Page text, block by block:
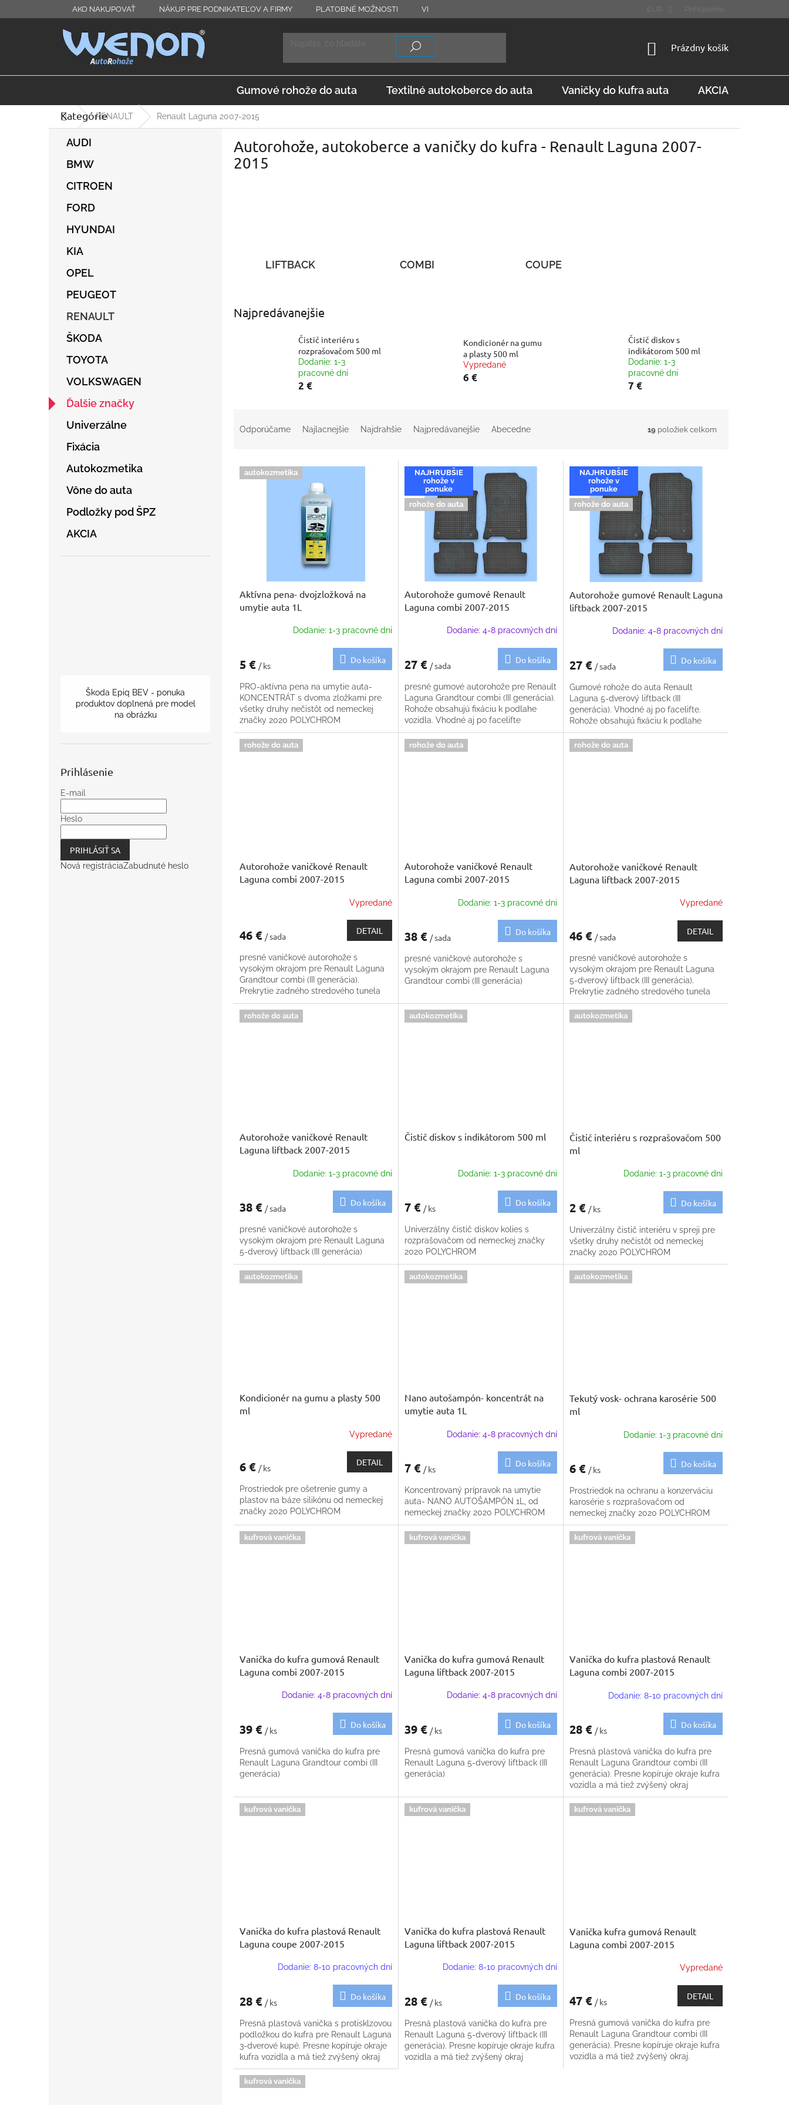
AKO NAKUPOVAŤ NÁKUP PRE PODNIKATEĽOV A FIRMY PLATOBNÉ MOŽNOSTI VRÁTENIE TOVARU Prihlásenie
NÁKUPNÝ
Prázdny košík
Gumové rohože do auta Textilné autokoberce do auta Vaničky do kufra auta AKCIA
DomovRENAULT Renault Laguna 2007-2015
Preskočiť
kategórie
Kategórie
AUDI
BMW
CITROEN
FORD
HYUNDAI
KIA
OPEL
PEUGEOT
RENAULT
ŠKODA
TOYOTA
VOLKSWAGEN
Ďalšie značky
Univerzálne
Fixácia
Autokozmetika
Vône do auta
Podložky pod ŠPZ
AKCIA
Škoda Epiq BEV - ponuka
produktov doplnená pre model
na obrázku
Prihlásenie
E-mail
Heslo
PRIHLÁSIŤ SA
Nová registráciaZabudnuté heslo
Autorohože, autokoberce a vaničky do kufra - Renault Laguna 2007-
2015
LIFTBACK COMBI COUPE
Najpredávanejšie
Čistič interiéru s
rozprašovačom 500 ml
Dodanie: 1-3
pracovné dni
2 €
Kondicionér na gumu
a plasty 500 ml
Vypredané
6 €
Čistič diskov s
indikátorom 500 ml
Dodanie: 1-3
pracovné dni
7 €
o
Odporúčame Najlacnejšie Najdrahšie Najpredávanejšie Abecedne 19 položiek celkom
V autokozmetika
Aktívna pena- dvojzložková na
umytie auta 1L
Dodanie: 1-3 pracovné dni
5 € / ks
Do košíka
PRO-aktívna pena na umytie auta-
KONCENTRÁT s dvoma zložkami pre
všetky druhy nečistôt od nemeckej
značky 2020 POLYCHROM
NAJHRUBŠIE
rohože v
ponuke
rohože do auta
Autorohože gumové Renault
Laguna combi 2007-2015
Dodanie: 4-8 pracovných dní
27 € / sada
Do košíka
presné gumové autorohože pre Renault
Laguna Grandtour combi (III generácia).
Rohože obsahujú fixáciu k podlahe
vozidla. Vhodné aj po facelifte
NAJHRUBŠIE
rohože v
ponuke
rohože do auta
Autorohože gumové Renault Laguna
liftback 2007-2015
Dodanie: 4-8 pracovných dní
27 € / sada
Do košíka
Gumové rohože do auta Renault
Laguna 5-dverový liftback (III
generácia). Vhodné aj po facelifte.
Rohože obsahujú fixáciu k podlahe
rohože do auta
Autorohože vaničkové Renault
Laguna combi 2007-2015
Vypredané
46 € / sada
DETAIL
presné vaničkové autorohože s
vysokým okrajom pre Renault Laguna
Grandtour combi (III generácia).
Prekrytie zadného stredového tunela
zdarma
rohože do auta
Autorohože vaničkové Renault
Laguna combi 2007-2015
Dodanie: 1-3 pracovné dni
38 € / sada
Do košíka
presné vaničkové autorohože s
vysokým okrajom pre Renault Laguna
Grandtour combi (III generácia)
rohože do auta
Autorohože vaničkové Renault
Laguna liftback 2007-2015
Vypredané
46 € / sada
DETAIL
presné vaničkové autorohože s
vysokým okrajom pre Renault Laguna
5-dverový liftback (III generácia).
Prekrytie zadného stredového tunela
zdarma
rohože do auta
Autorohože vaničkové Renault
Laguna liftback 2007-2015
Dodanie: 1-3 pracovné dni
38 € / sada
Do košíka
presné vaničkové autorohože s
vysokým okrajom pre Renault Laguna
5-dverový liftback (III generácia)
autokozmetika
Čistič diskov s indikátorom 500 ml
Dodanie: 1-3 pracovné dni
7 € / ks
Do košíka
Univerzálny čistič diskov kolies s
rozprašovačom od nemeckej značky
2020 POLYCHROM
autokozmetika
Čistič interiéru s rozprašovačom 500
ml
Dodanie: 1-3 pracovné dni
2 € / ks
Do košíka
Univerzálny čistič interiéru v spreji pre
všetky druhy nečistôt od nemeckej
značky 2020 POLYCHROM
autokozmetika
Kondicionér na gumu a plasty 500
ml
Vypredané
6 € / ks
DETAIL
Prostriedok pre ošetrenie gumy a
plastov na báze silikónu od nemeckej
značky 2020 POLYCHROM
autokozmetika
Nano autošampón- koncentrát na
umytie auta 1L
Dodanie: 4-8 pracovných dní
7 € / ks
Do košíka
Koncentrovaný prípravok na umytie
auta- NANO AUTOŠAMPÓN 1L, od
nemeckej značky 2020 POLYCHROM
autokozmetika
Tekutý vosk- ochrana karosérie 500
ml
Dodanie: 1-3 pracovné dni
6 € / ks
Do košíka
Prostriedok na ochranu a konzerváciu
karosérie s rozprašovačom od
nemeckej značky 2020 POLYCHROM
kufrová vanička
Vanička do kufra gumová Renault
Laguna combi 2007-2015
Dodanie: 4-8 pracovných dní
39 € / ks
Do košíka
Presná gumová vanička do kufra pre
Renault Laguna Grandtour combi (III
generácia)
kufrová vanička
Vanička do kufra gumová Renault
Laguna liftback 2007-2015
Dodanie: 4-8 pracovných dní
39 € / ks
Do košíka
Presná gumová vanička do kufra pre
Renault Laguna 5-dverový liftback (III
generácia)
kufrová vanička
Vanička do kufra plastová Renault
Laguna combi 2007-2015
Dodanie: 8-10 pracovných dní
28 € / ks
Do košíka
Presná plastová vanička do kufra pre
Renault Laguna Grandtour combi (III
generácia). Presne kopíruje okraje kufra
vozidla a má tiež zvýšený okraj
kufrová vanička
Vanička do kufra plastová Renault
Laguna coupe 2007-2015
Dodanie: 8-10 pracovných dní
28 € / ks
Do košíka
Presná plastová vanička s protisklzovou
podložkou do kufra pre Renault Laguna
3-dverové kupé. Presne kopíruje okraje
kufra vozidla a má tiež zvýšený okraj
kufrová vanička
Vanička do kufra plastová Renault
Laguna liftback 2007-2015
Dodanie: 8-10 pracovných dní
28 € / ks
Do košíka
Presná plastová vanička do kufra pre
Renault Laguna 5-dverový liftback (III
generácia). Presne kopíruje okraje kufra
vozidla a má tiež zvýšený okraj
kufrová vanička
Vanička kufra gumová Renault
Laguna combi 2007-2015
Vypredané
47 € / ks
DETAIL
Presná gumová vanička do kufra pre
Renault Laguna Grandtour combi (III
generácia). Presne kopíruje okraje kufra
vozidla a má tiež zvýšený okraj.
kufrová vanička